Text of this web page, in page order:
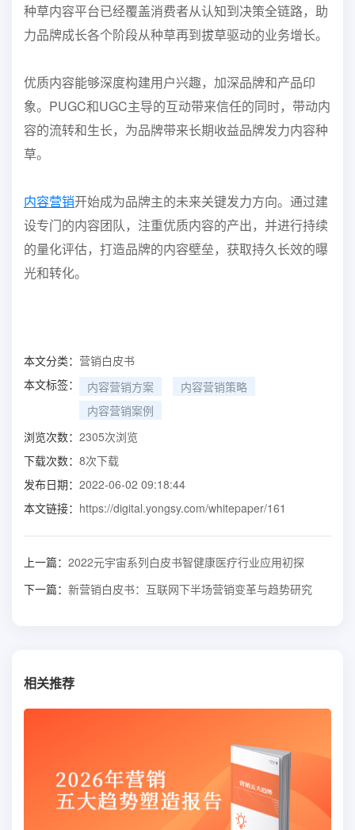
种草内容平台已经覆盖消费者从认知到决策全链路，助
力品牌成长各个阶段从种草再到拔草驱动的业务增长。
优质内容能够深度构建用户兴趣，加深品牌和产品印
象。PUGC和UGC主导的互动带来信任的同时，带动内
容的流转和生长，为品牌带来长期收益品牌发力内容种
草。
内容营销开始成为品牌主的未来关键发力方向。通过建
设专门的内容团队，注重优质内容的产出，并进行持续
的量化评估，打造品牌的内容壁垒，获取持久长效的曝
光和转化。
本文分类： 营销白皮书
本文标签：
内容营销方案
内容营销策略
内容营销案例
浏览次数： 2305次浏览
下载次数： 8次下载
发布日期： 2022-06-02 09:18:44
本文链接： https://digital.yongsy.com/whitepaper/161
上一篇： 2022元宇宙系列白皮书智健康医疗行业应用初探
下一篇： 新营销白皮书：互联网下半场营销变革与趋势研究
相关推荐